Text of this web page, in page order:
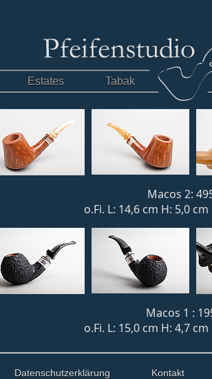
Estates Tabak
Macos 2:
o.Fi. L: 14,6 cm H: 5,0
Macos 1 :
o.Fi. L: 15,0 cm H: 4,7
Datenschutzerklärung Kontakt